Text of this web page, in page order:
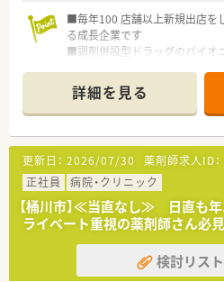
■毎年100 店舗以上新規出店を
る成長企業です
■調剤併設型ドラッグのパイオニ
■研修制度は様々なプランがあ
講可能な研修も幅広く用意され
■店舗で活躍する従業員、社外
となる従業員など、薬剤師とし
を用意されています
■総合薬剤師・調剤薬剤師（土日
の働き方を選択できます
■調剤併設型だけでなく「医療モ
地内薬局」「訪問調剤特化型店舗
ます
■在宅医療にも積極的取り組ん
50店舗以上、無菌調剤室は業界
■「プラチナくるみん認定企業」
詳細を見る
更新日： 2026/07/30 薬剤師求人ID：
正社員
病院・クリニック
【桶川市】≪当直なし≫ 日直も
ライベート重視の薬剤師さん必見
検討リス